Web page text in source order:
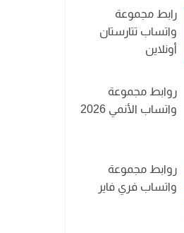
رابط مجموعة
واتساب تتارستان
أونلاين
روابط مجموعة
واتساب الأنمي 2026
روابط مجموعة
واتساب فري فاير